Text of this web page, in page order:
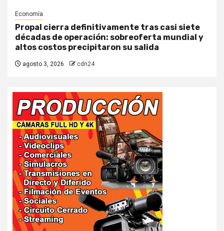
Economía
Propal cierra definitivamente tras casi siete
décadas de operación: sobreoferta mundial y
altos costos precipitaron su salida
agosto 3, 2026 cdn24